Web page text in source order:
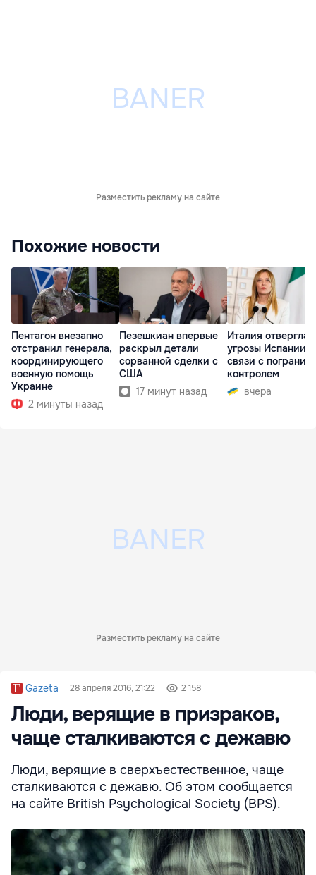
Разместить рекламу на сайте
Похожие новости
Пентагон внезапно
отстранил генерала,
координирующего
военную помощь
Украине
2 минуты назад
Пезешкиан впервые
раскрыл детали
сорванной сделки с
США
17 минут назад
Италия отвергла
угрозы Испании в
связи с
контролем
вчера
Разместить рекламу на сайте
Gazeta 28 апреля 2016, 21:22 2 158
Люди, верящие в призраков,
чаще сталкиваются с дежавю
Люди, верящие в сверхъестественное, чаще
сталкиваются с дежавю. Об этом сообщается
на сайте British Psychological Society (BPS).